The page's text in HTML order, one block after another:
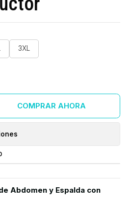
3XL
COMPRAR AHORA
Abdomen y Espalda con